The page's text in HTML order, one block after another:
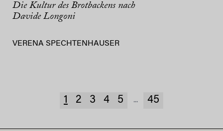
Die Kultur des Brotbackens nach
Davide Longoni
VERENA SPECHTENHAUSER
1 2 3 4 5 ... 45